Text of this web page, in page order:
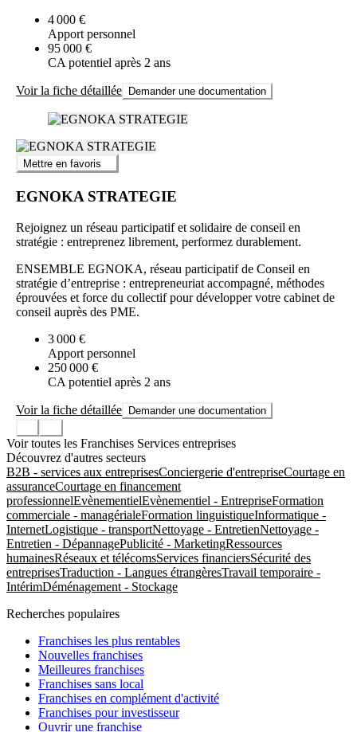
4 000 €
Apport personnel
95 000 €
CA potentiel après 2 ans
Voir la fiche détaillée Demander une documentation
Mettre en favoris
EGNOKA STRATEGIE
Rejoignez un réseau participatif et solidaire de conseil en
stratégie : entreprenez librement, performez durablement.
ENSEMBLE EGNOKA, réseau participatif de Conseil en
stratégie d’entreprise : entrepreneuriat accompagné, méthodes
éprouvées et force du collectif pour développer votre cabinet de
conseil auprès des PME.
3 000 €
Apport personnel
250 000 €
CA potentiel après 2 ans
Voir la fiche détaillée Demander une documentation
Voir toutes les Franchises Services entreprises
Découvrez d'autres secteurs
B2B - services aux entreprisesConciergerie d'entrepriseCourtage en
assuranceCourtage en financement
professionnelEvènementielEvènementiel - EntrepriseFormation
commerciale - managérialeFormation linguistiqueInformatique -
InternetLogistique - transportNettoyage - EntretienNettoyage -
Entretien - DépannagePublicité - MarketingRessources
humainesRéseaux et télécomsServices financiersSécurité des
entreprisesTraduction - Langues étrangèresTravail temporaire -
IntérimDéménagement - Stockage
Recherches populaires
Franchises les plus rentables
Nouvelles franchises
Meilleures franchises
Franchises sans local
Franchises en complément d'activité
Franchises pour investisseur
Ouvrir une franchise